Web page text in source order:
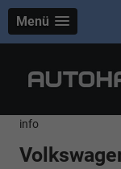
Menü
info